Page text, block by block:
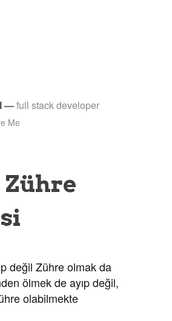
—full stack developer
Me
değil Zühre olmak da
ölmek de ayıp değil,
olabilmekte